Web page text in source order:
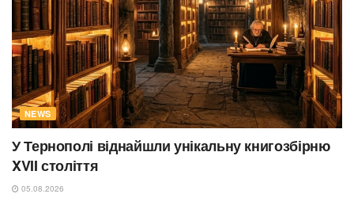
NEWS
У Тернополі віднайшли унікальну книгозбірню
XVII століття
05.08.2026